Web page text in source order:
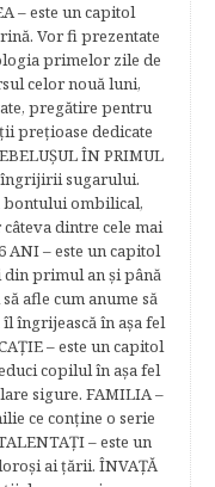
– este un capitol
Vor fi prezentate
primelor zile de
celor nouă luni,
pregătire pentru
preţioase dedicate
ÎN PRIMUL
îngrijirii sugarului.
bontului ombilical,
dintre cele mai
ANI – este un capitol
primul an şi până
afle cum anume să
îngrijească în aşa fel
– este un capitol
copilul în aşa fel
sigure. FAMILIA –
ce conţine o serie
– este un
ai țării. ÎNVAŢĂ